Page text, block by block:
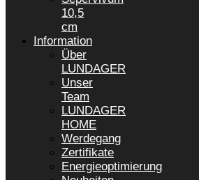
10,5
cm
Information
Über
LUNDAGER
Unser
Team
LUNDAGER
HOME
Werdegang
Zertifikate
Energieoptimierung